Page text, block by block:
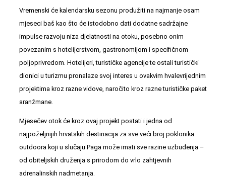
Vremenski će kalendarsku sezonu produžiti na najmanje osam
mjeseci baš kao što će istodobno dati dodatne sadržajne
impulse razvoju niza djelatnosti na otoku, posebno onim
povezanim s hotelijerstvom, gastronomijom i specifičnom
poljoprivredom. Hotelijeri, turističke agencije te ostali turistički
dionici u turizmu pronalaze svoj interes u ovakvim hvalevrijednim
projektima kroz razne vidove, naročito kroz razne turističke paket
aranžmane.
Mjesečev otok će kroz ovaj projekt postati i jedna od
najpoželjnijih hrvatskih destinacija za sve veći broj poklonika
outdoora koji u slučaju Paga može imati sve razine uzbuđenja –
od obiteljskih druženja s prirodom do vrlo zahtjevnih
adrenalinskih nadmetanja.